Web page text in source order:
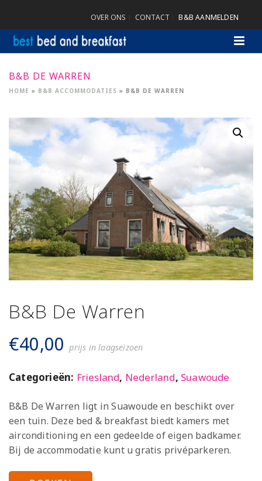
OVER ONS CONTACT B&B AANMELDEN
B&B DE WARREN
HOME » B&B ACCOMMODATIES » B&B DE WARREN
B&B De Warren
€40,00 prijs in laagseizoen
Categorieën: Friesland, Nederland, Suawoude
B&B De Warren ligt in Suawoude en beschikt over
een tuin. Deze bed & breakfast biedt kamers met
airconditioning en een gedeelde of eigen badkamer.
Bij de accommodatie kunt u gratis privéparkeren.